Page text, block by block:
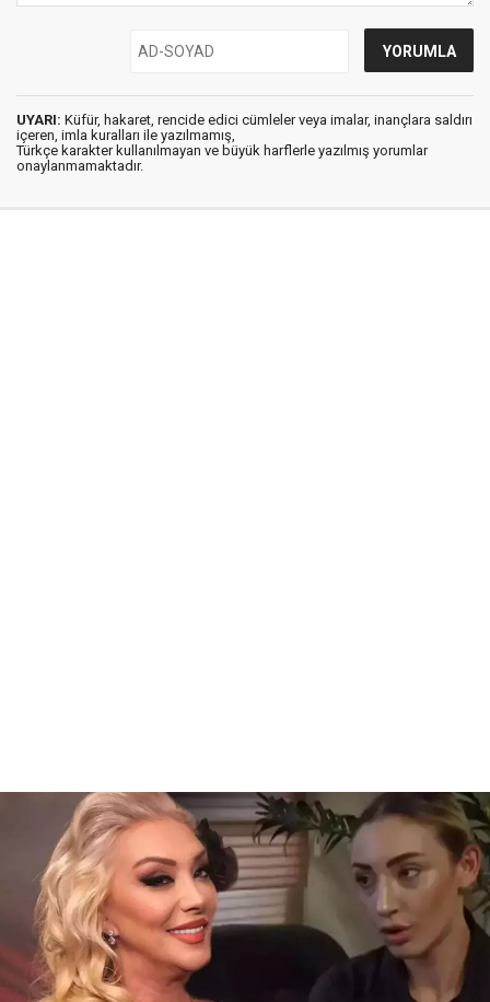
UYARI: Küfür, hakaret, rencide edici cümleler veya imalar, inançlara saldırı
içeren, imla kuralları ile yazılmamış,
Türkçe karakter kullanılmayan ve büyük harflerle yazılmış yorumlar
onaylanmamaktadır.